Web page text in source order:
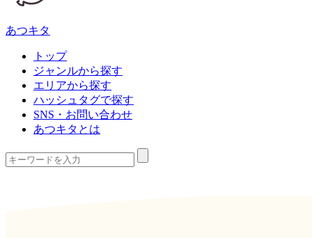
あつキタ
トップ
ジャンルから探す
エリアから探す
ハッシュタグで探す
SNS・お問い合わせ
あつキタとは